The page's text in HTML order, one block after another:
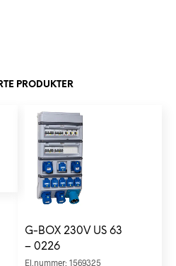
PRODUKTER
G-BOX 230V US 63
– 0226
El.nummer: 1569325